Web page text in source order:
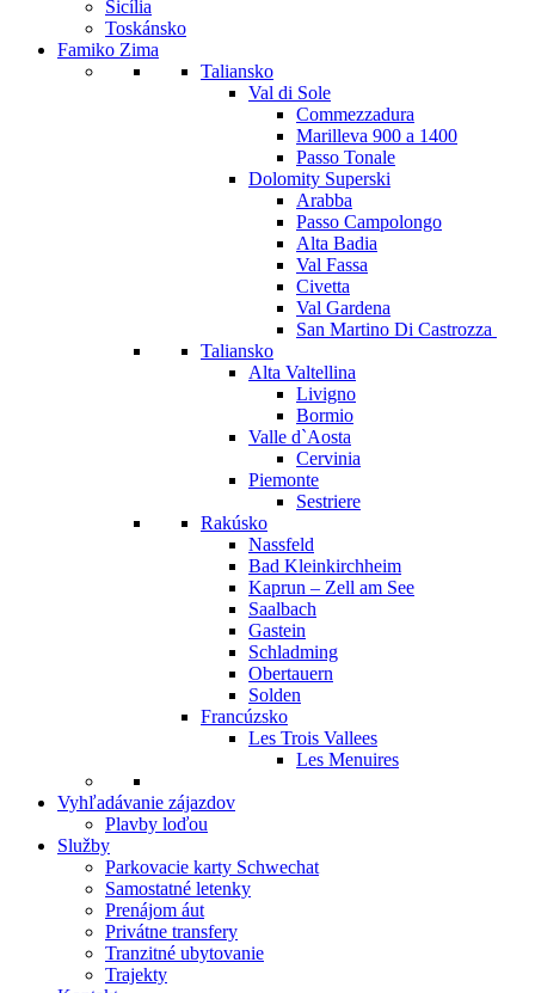
Sicília
Toskánsko
Famiko Zima
Taliansko
Val di Sole
Commezzadura
Marilleva 900 a 1400
Passo Tonale
Dolomity Superski
Arabba
Passo Campolongo
Alta Badia
Val Fassa
Civetta
Val Gardena
San Martino Di Castrozza
Taliansko
Alta Valtellina
Livigno
Bormio
Valle d`Aosta
Cervinia
Piemonte
Sestriere
Rakúsko
Nassfeld
Bad Kleinkirchheim
Kaprun – Zell am See
Saalbach
Gastein
Schladming
Obertauern
Solden
Francúzsko
Les Trois Vallees
Les Menuires
Vyhľadávanie zájazdov
Plavby loďou
Služby
Parkovacie karty Schwechat
Samostatné letenky
Prenájom áut
Privátne transfery
Tranzitné ubytovanie
Trajekty